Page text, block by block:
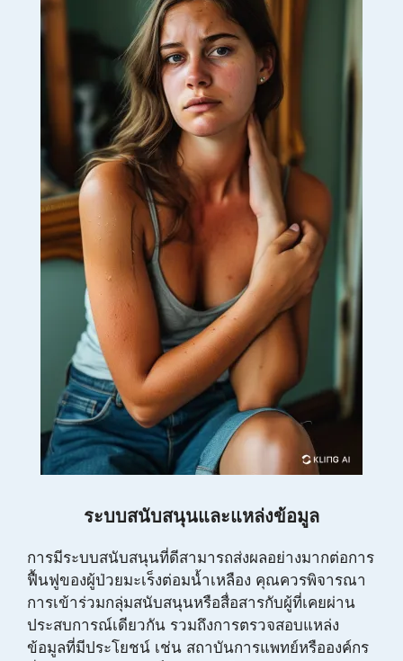
ระบบสนับสนุนและแหล่งข้อมูล
การมีระบบสนับสนุนที่ดีสามารถส่งผลอย่างมากต่อการ
ฟื้นฟูของผู้ป่วยมะเร็งต่อมน้ำเหลือง คุณควรพิจารณา
การเข้าร่วมกลุ่มสนับสนุนหรือสื่อสารกับผู้ที่เคยผ่าน
ประสบการณ์เดียวกัน รวมถึงการตรวจสอบแหล่ง
ข้อมูลที่มีประโยชน์ เช่น สถาบันการแพทย์หรือองค์กร